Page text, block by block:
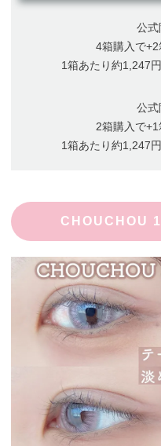
公式
4箱購入で
1箱あたり約1,247
公式
2箱購入で
1箱あたり約1,247
CHOUCHOU